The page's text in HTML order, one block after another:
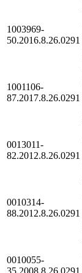
1003969-
50.2016.8.26.0291
1001106-
87.2017.8.26.0291
0013011-
82.2012.8.26.0291
0010314-
88.2012.8.26.0291
0010055-
35.2008.8.26.0291